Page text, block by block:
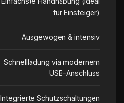
für Einsteiger)
Ausgewogen & intensiv
Schnellladung via modernem
USB-Anschluss
Integrierte Schutzschaltungen